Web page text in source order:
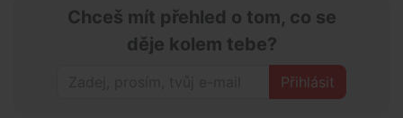
Chceš mít přehled o tom, co se
děje kolem tebe?
Přihlásit